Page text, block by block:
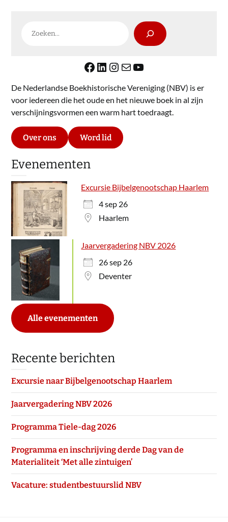
Facebook
LinkedIn
Instagram
E-mailYouTube
De Nederlandse Boekhistorische Vereniging (NBV) is er
voor iedereen die het oude en het nieuwe boek in al zijn
verschijningsvormen een warm hart toedraagt.
Over ons Word lid
Evenementen
Excursie Bijbelgenootschap Haarlem
4 sep 26
Haarlem
Jaarvergadering NBV 2026
26 sep 26
Deventer
Alle evenementen
Recente berichten
Excursie naar Bijbelgenootschap Haarlem
Jaarvergadering NBV 2026
Programma Tiele-dag 2026
Programma en inschrijving derde Dag van de
Materialiteit ‘Met alle zintuigen’
Vacature: studentbestuurslid NBV